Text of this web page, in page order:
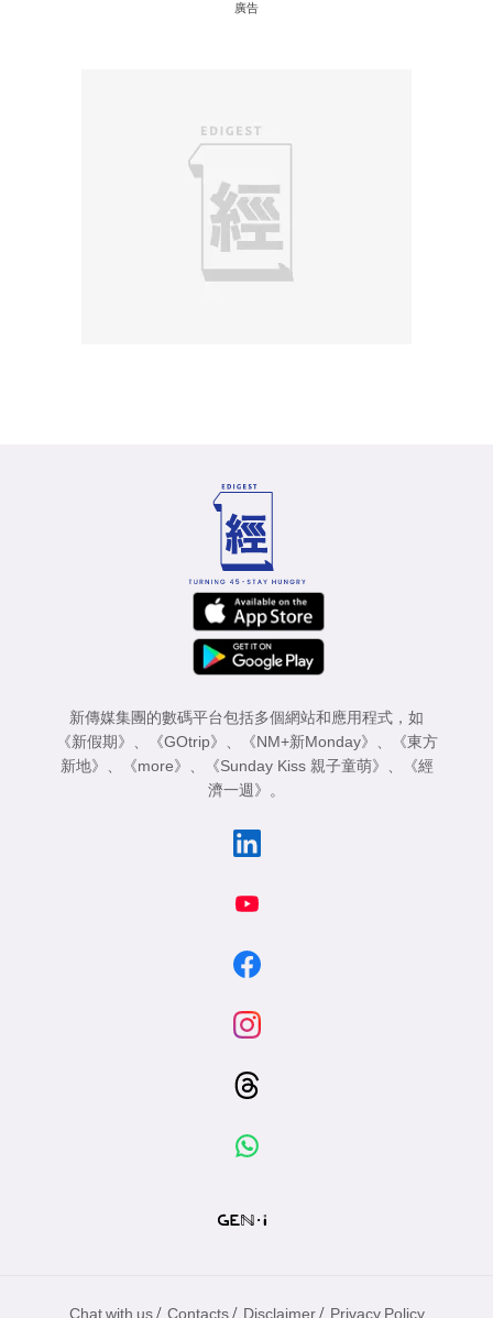
廣告
新傳媒集團的數碼平台包括多個網站和應用程式，如
《新假期》 、 《GOtrip》 、 《NM+新Monday》 、
《東方
新地》 、 《more》 、 《Sunday Kiss 親子童萌》 、
《經
濟一週》 。
Chat with us / Contacts / Disclaimer / Privacy Policy